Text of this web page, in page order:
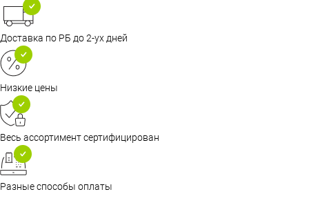
Доставка по РБ до 2-ух дней
Низкие цены
Весь ассортимент сертифицирован
Разные способы оплаты